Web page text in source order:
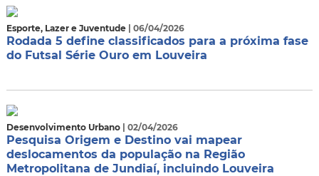
Esporte, Lazer e Juventude | 06/04/2026
Rodada 5 define classificados para a próxima fase
do Futsal Série Ouro em Louveira
Desenvolvimento Urbano | 02/04/2026
Pesquisa Origem e Destino vai mapear
deslocamentos da população na Região
Metropolitana de Jundiaí, incluindo Louveira